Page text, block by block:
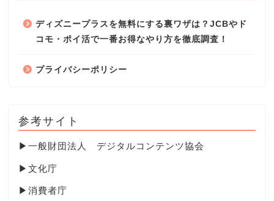
ディズニープラスを無料にする裏ワザは？JCBやド
コモ・ポイ活で一番お得なやり方を徹底調査！
プライバシーポリシー
参考サイト
▶ 一般財団法人 デジタルコンテンツ協会
▶ 文化庁
▶ 消費者庁